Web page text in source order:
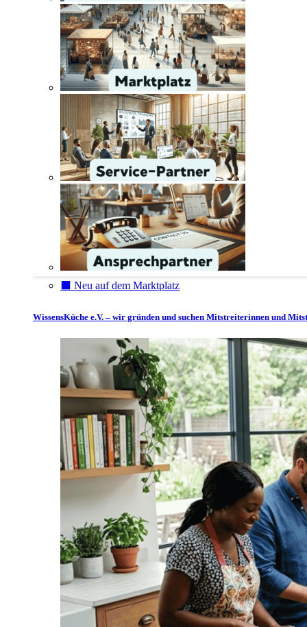
⬛️ Neu auf dem Marktplatz
WissensKüche e.V. – wir gründen und suchen Mitstreiterinnen und